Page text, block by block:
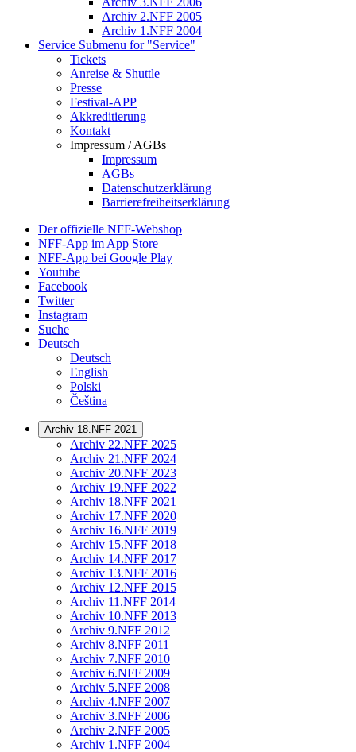
Archiv 2.NFF 2005
Archiv 1.NFF 2004
Service Submenu for "Service"
Tickets
Anreise & Shuttle
Presse
Festival-APP
Akkreditierung
Kontakt
Impressum / AGBs
Impressum
AGBs
Datenschutzerklärung
Barrierefreiheitserklärung
Der offizielle NFF-Webshop
NFF-App im App Store
NFF-App bei Google Play
Youtube
Facebook
Twitter
Instagram
Suche
Deutsch
Deutsch
English
Polski
Čeština
Archiv 18.NFF 2021
Archiv 22.NFF 2025
Archiv 21.NFF 2024
Archiv 20.NFF 2023
Archiv 19.NFF 2022
Archiv 18.NFF 2021
Archiv 17.NFF 2020
Archiv 16.NFF 2019
Archiv 15.NFF 2018
Archiv 14.NFF 2017
Archiv 13.NFF 2016
Archiv 12.NFF 2015
Archiv 11.NFF 2014
Archiv 10.NFF 2013
Archiv 9.NFF 2012
Archiv 8.NFF 2011
Archiv 7.NFF 2010
Archiv 6.NFF 2009
Archiv 5.NFF 2008
Archiv 4.NFF 2007
Archiv 3.NFF 2006
Archiv 2.NFF 2005
Archiv 1.NFF 2004